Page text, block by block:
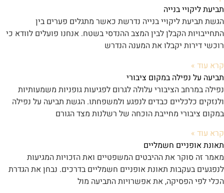
תביעת ליקויי בנייה
הגשת תביעת ליקויי בנייה נדרשת כאשר מתגלים פערים בין
התחייבויות הקבלן לבין המצב ההנדסי בשטח. אנחנו פועלים לוודא כי
רוכשי דירות יקבלו את המענה הנדרש
קרא עוד »
תביעה על נפילה במקום ציבורי
נפילה במרחב הציבורי עלולה לגרום לפגיעות גופניות משמעותיות
ולנזקים כלכליים כבדים לנפגע ולמשפחתו. הגשת תביעה על נפילה
במקום ציבורי מחייבת הוכחה של רשלנות מצד הגורם
קרא עוד »
תאונת אופניים חשמליים
מאמר זה סוקר את ההיבטים המשפטיים ואת הזכויות המגיעות
לנפגעים בעקבות תאונת אופניים חשמליים בדרכים. נבחן את הגדרת
הכלי לפי הפסיקה, את אפשרויות התביעה מול